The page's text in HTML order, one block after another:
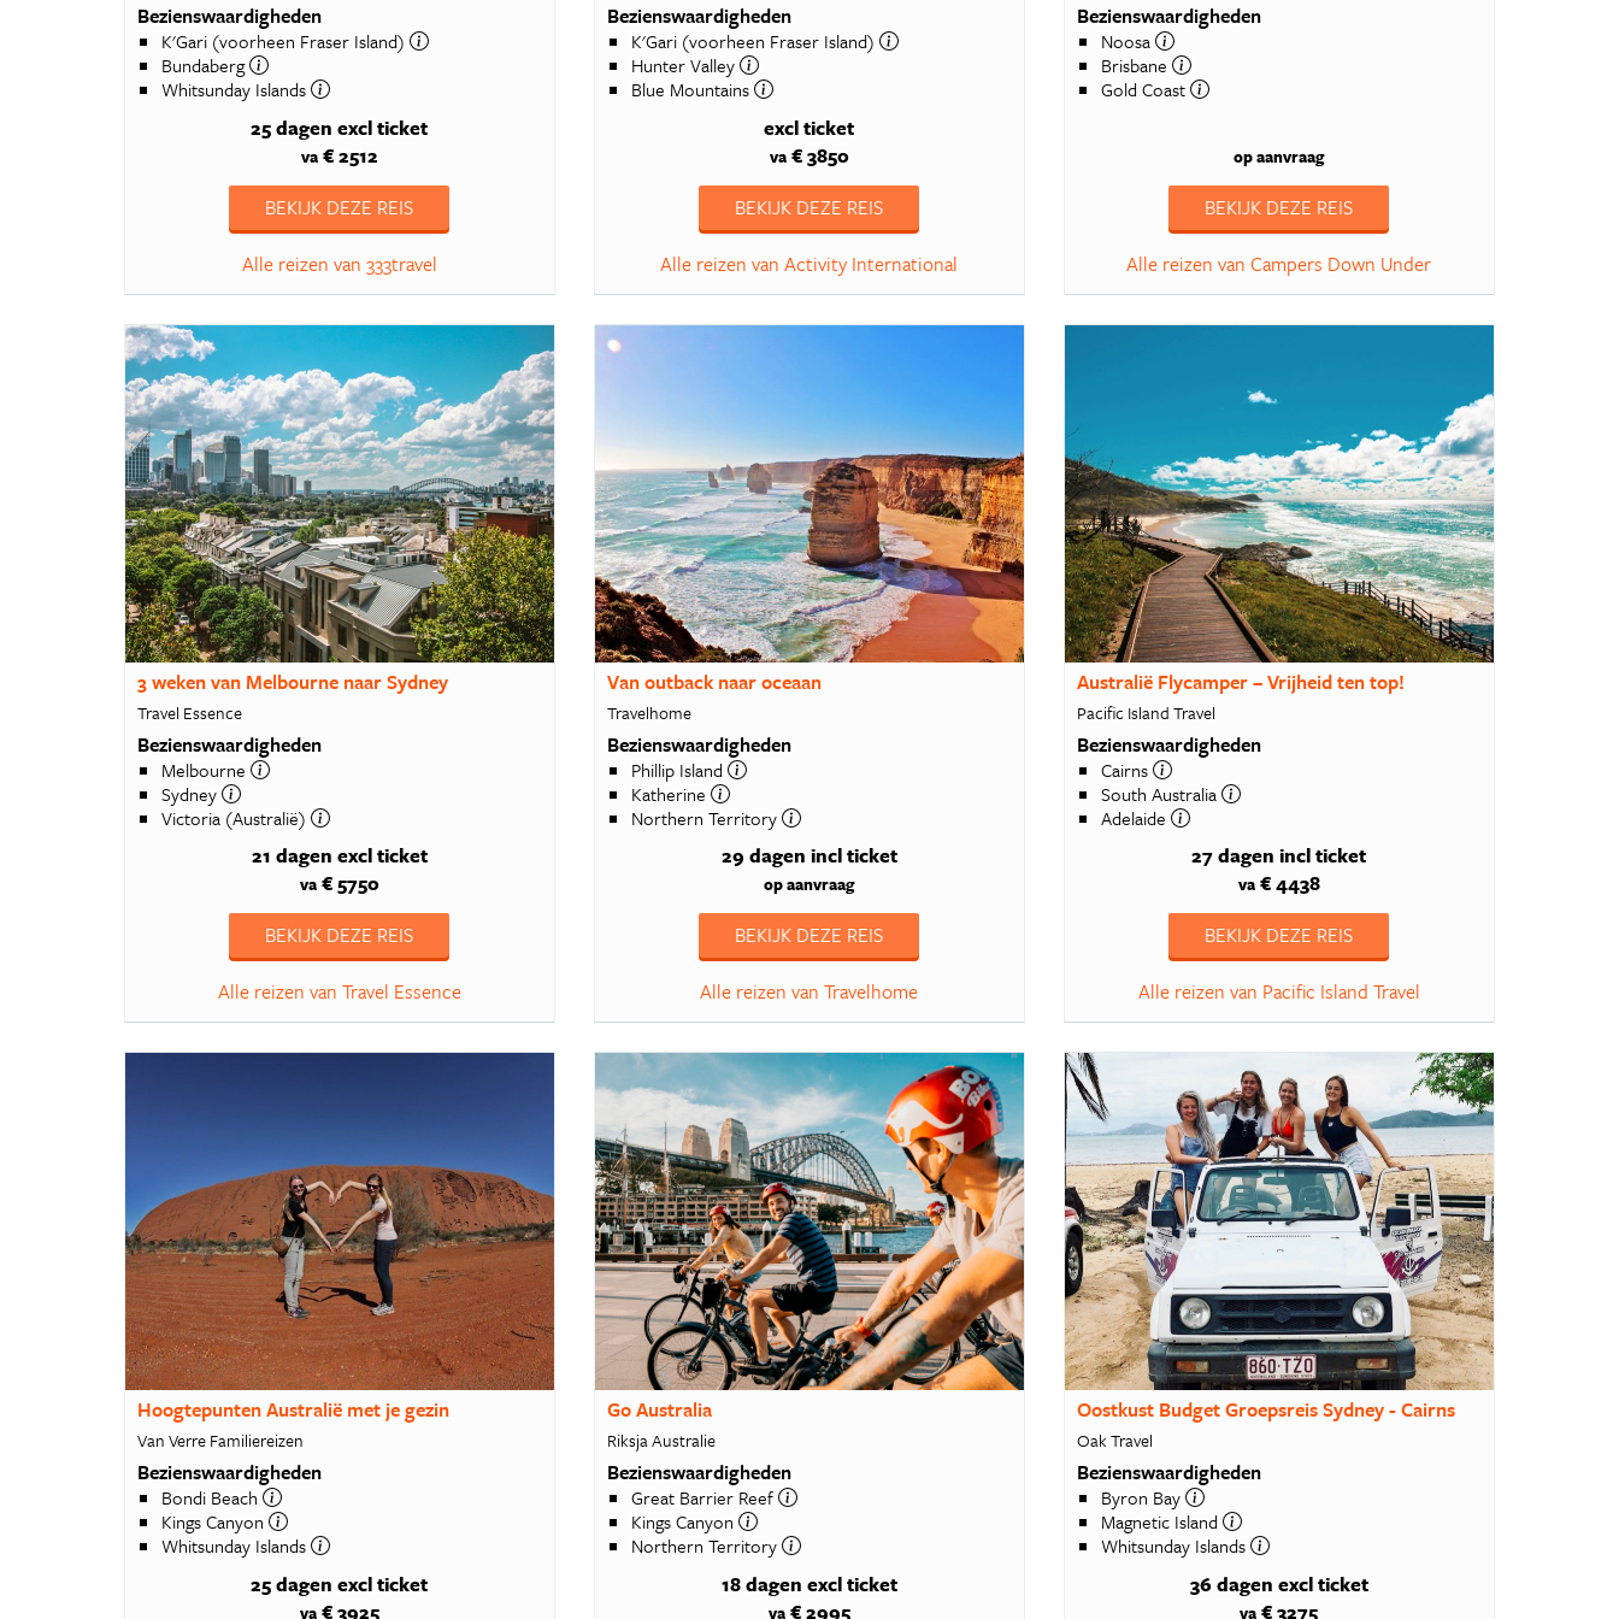
Bezienswaardigheden
K'Gari (voorheen Fraser Island)
Bundaberg
Whitsunday Islands
25 dagen excl ticket
va€ 2512
BEKIJK DEZE REIS
Alle reizen van 333travel
Bezienswaardigheden
K'Gari (voorheen Fraser Island)
Hunter Valley
Blue Mountains
excl ticket
va€ 3850
BEKIJK DEZE REIS
Alle reizen van Activity International
Bezienswaardigheden
Noosa
Brisbane
Gold Coast
op aanvraag
BEKIJK DEZE REIS
Alle reizen van Campers Down Under
3 weken van Melbourne naar Sydney
Travel Essence
Bezienswaardigheden
Melbourne
Sydney
Victoria (Australië)
21 dagen excl ticket
va€ 5750
BEKIJK DEZE REIS
Alle reizen van Travel Essence
Van outback naar oceaan
Travelhome
Bezienswaardigheden
Phillip Island
Katherine
Northern Territory
29 dagen incl ticket
op aanvraag
BEKIJK DEZE REIS
Alle reizen van Travelhome
Australië Flycamper – Vrijheid ten top!
Pacific Island Travel
Bezienswaardigheden
Cairns
South Australia
Adelaide
27 dagen incl ticket
va€ 4438
BEKIJK DEZE REIS
Alle reizen van Pacific Island Travel
Hoogtepunten Australië met je gezin
Van Verre Familiereizen
Bezienswaardigheden
Bondi Beach
Kings Canyon
Whitsunday Islands
25 dagen excl ticket
va€ 3925
Go Australia
Riksja Australie
Bezienswaardigheden
Great Barrier Reef
Kings Canyon
Northern Territory
18 dagen excl ticket
va€ 2995
Oostkust Budget Groepsreis Sydney - Cairns
Oak Travel
Bezienswaardigheden
Byron Bay
Magnetic Island
Whitsunday Islands
36 dagen excl ticket
va € 3275